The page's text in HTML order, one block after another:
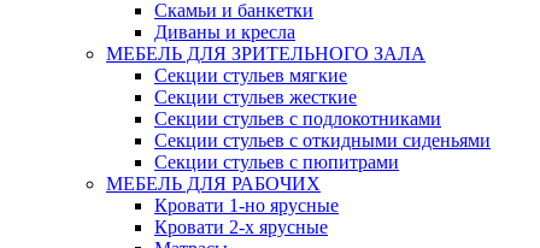
Скамьи и банкетки
Диваны и кресла
МЕБЕЛЬ ДЛЯ ЗРИТЕЛЬНОГО ЗАЛА
Секции стульев мягкие
Секции стульев жесткие
Секции стульев с подлокотниками
Секции стульев с откидными сиденьями
Секции стульев с пюпитрами
МЕБЕЛЬ ДЛЯ РАБОЧИХ
Кровати 1-но ярусные
Кровати 2-х ярусные